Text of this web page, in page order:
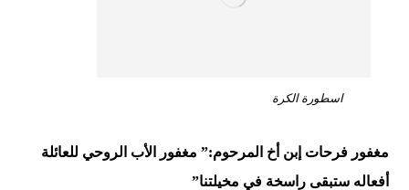
اسطورة الكرة
مغفور فرحات إبن أخ المرحوم:” مغفور الأب الروحي للعائلة
أفعاله ستبقى راسخة في مخيلتنا”